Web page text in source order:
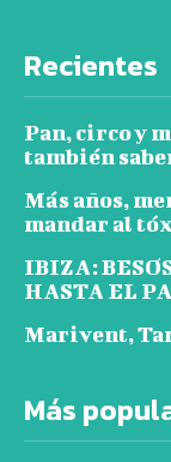
Recientes
Pan, circo y
también
Más años,
mandar al
IBIZA:
HASTA EL
Marivent,
Más